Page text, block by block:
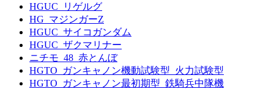
HGUC_リゲルグ
HG_マジンガーZ
HGUC_サイコガンダム
HGUC_ザクマリナー
ニチモ_48_赤とんぼ
HGTO_ガンキャノン機動試験型_火力試験型
HGTO_ガンキャノン最初期型_鉄騎兵中隊機